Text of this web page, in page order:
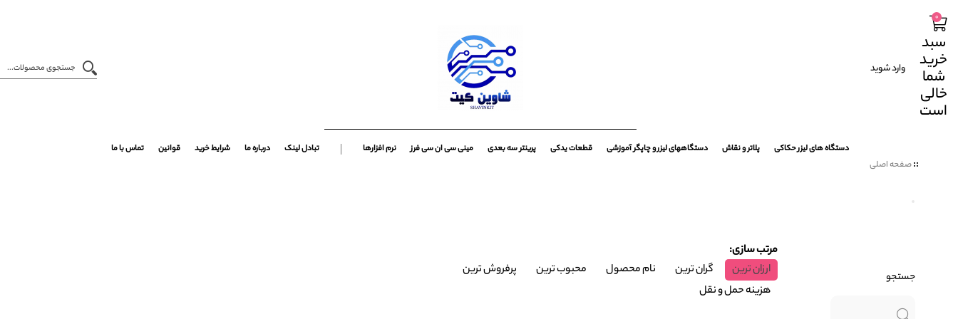
۰
سبد
خرید
شما
خالی
است
وارد شوید
دستگاه های لیزر حکاکی پلاتر و نقاش دستگاههای لیزر و چاپگر آموزشی قطعات یدکی پرینتر سه بعدی مینی سی ان سی فرز نرم افزارها تبادل لینک درباره ما شرایط خرید قوانین تماس با ما
صفحه اصلی
جستجو
مرتب سازی:
ارزان ترین
گران ترین نام محصول محبوب ترین
پرفروش ترین
هزینه حمل و نقل